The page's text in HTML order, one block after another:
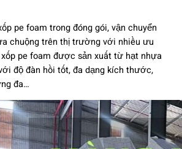
pe foam trong đóng gói, vận chuyển
chuộng trên thị trường với nhiều ưu
pe foam được sản xuất từ hạt nhựa
độ đàn hồi tốt, đa dạng kích thước,
đa…